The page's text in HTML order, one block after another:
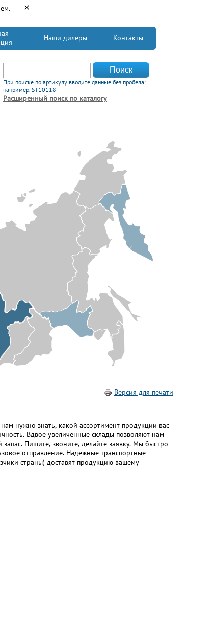
×
Наши дилеры Контакты
Форма поиска
Поиск
При поиске по артикулу вводите данные без пробела:
например, ST10118
Расширенный поиск по каталогу
Версия для печати
нужно знать, какой ассортимент продукции вас
Вдвое увеличенные склады позволяют нам
Пишите, звоните, делайте заявку. Мы быстро
отправление. Надежные транспортные
страны) доставят продукцию вашему